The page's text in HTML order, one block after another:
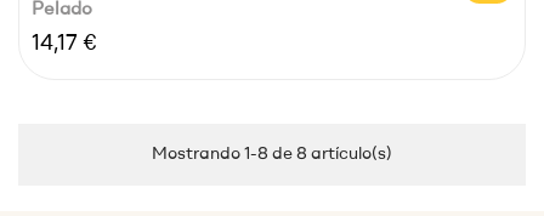
Pelado
Precio
14,17 €
Mostrando 1-8 de 8 artículo(s)